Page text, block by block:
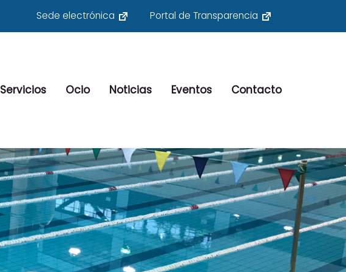
Sede electrónica Portal de Transparencia
Servicios Ocio Noticias Eventos Contacto